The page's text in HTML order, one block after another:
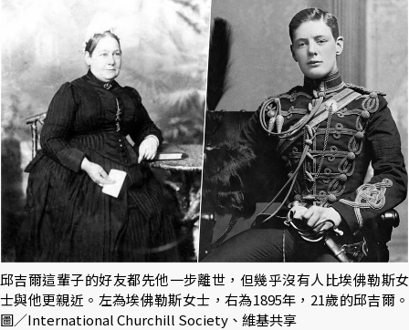
邱吉爾這輩子的好友都先他一步離世，但幾乎沒有人比埃佛勒斯女
士與他更親近。左為埃佛勒斯女士，右為1895年，21歲的邱吉爾。
圖／International Churchill Society、維基共享